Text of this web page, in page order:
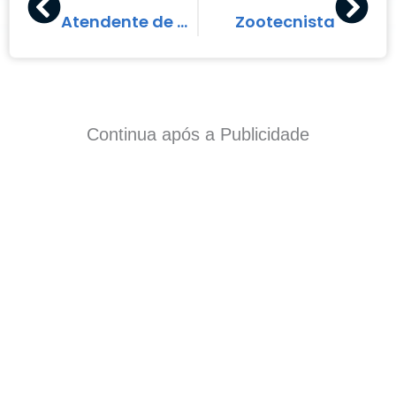
Atendente de Gráfica Zootecnista
Continua após a Publicidade